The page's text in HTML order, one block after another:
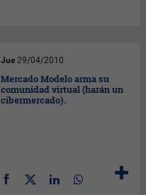
Jue 29/04/2010
Mercado Modelo arma su
comunidad virtual (harán un
cibermercado).